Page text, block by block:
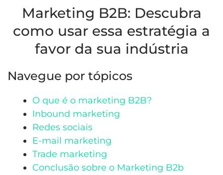
Marketing B2B: Descubra
como usar essa estratégia a
favor da sua indústria
Navegue por tópicos
O que é o marketing B2B?
Inbound marketing
Redes sociais
E-mail marketing
Trade marketing
Conclusão sobre o Marketing B2b